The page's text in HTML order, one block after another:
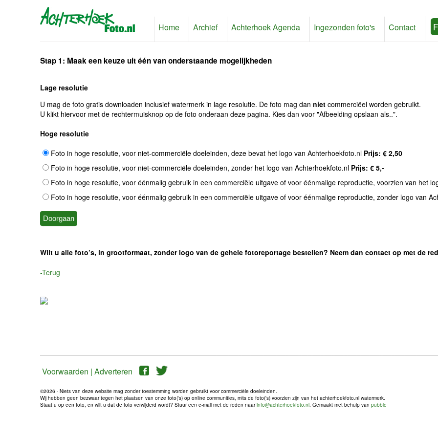
Home Archief Achterhoek Agenda Ingezonden foto's Contact
Stap 1: Maak een keuze uit één van onderstaande mogelijkheden
Lage resolutie
U mag de foto gratis downloaden inclusief watermerk in lage resolutie. De foto mag dan niet commerciëel worden gebruikt.
U klikt hiervoor met de rechtermuisknop op de foto onderaan deze pagina. Kies dan voor "Afbeelding opslaan als..".
Hoge resolutie
Foto in hoge resolutie, voor niet-commerciële doeleinden, deze bevat het logo van Achterhoekfoto.nl Prijs: € 2,50
Foto in hoge resolutie, voor niet-commerciële doeleinden, zonder het logo van Achterhoekfoto.nl Prijs: € 5,-
Foto in hoge resolutie, voor éénmalig gebruik in een commerciële uitgave of voor éénmalige reproductie, voorzien van het
Foto in hoge resolutie, voor éénmalig gebruik in een commerciële uitgave of voor éénmalige reproductie, zonder logo van
Wilt u alle foto’s, in grootformaat, zonder logo van de gehele fotoreportage bestellen? Neem dan contact op met de
-Terug
Voorwaarden | Adverteren
©2026 - Niets van deze website mag zonder toestemming worden gebruikt voor commerciële doeleinden.
Wij hebben geen bezwaar tegen het plaatsen van onze foto('s) op online communities, mits de foto('s) voorzien zijn van het achterhoekfoto.nl watermerk.
Staat u op een foto, en wilt u dat de foto verwijderd wordt? Stuur een e-mail met de reden naarinfo@achterhoekfoto.nl. Gemaakt met behulp van pubble